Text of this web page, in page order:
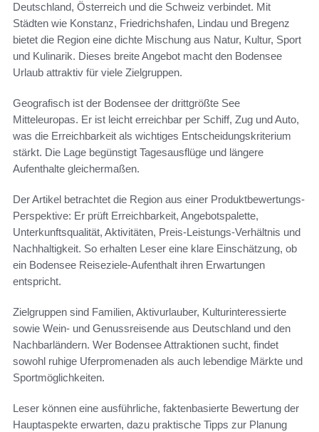
Deutschland, Österreich und die Schweiz verbindet. Mit
Städten wie Konstanz, Friedrichshafen, Lindau und Bregenz
bietet die Region eine dichte Mischung aus Natur, Kultur, Sport
und Kulinarik. Dieses breite Angebot macht den Bodensee
Urlaub attraktiv für viele Zielgruppen.
Geografisch ist der Bodensee der drittgrößte See
Mitteleuropas. Er ist leicht erreichbar per Schiff, Zug und Auto,
was die Erreichbarkeit als wichtiges Entscheidungskriterium
stärkt. Die Lage begünstigt Tagesausflüge und längere
Aufenthalte gleichermaßen.
Der Artikel betrachtet die Region aus einer Produktbewertungs-
Perspektive: Er prüft Erreichbarkeit, Angebotspalette,
Unterkunftsqualität, Aktivitäten, Preis-Leistungs-Verhältnis und
Nachhaltigkeit. So erhalten Leser eine klare Einschätzung, ob
ein Bodensee Reiseziele-Aufenthalt ihren Erwartungen
entspricht.
Zielgruppen sind Familien, Aktivurlauber, Kulturinteressierte
sowie Wein- und Genussreisende aus Deutschland und den
Nachbarländern. Wer Bodensee Attraktionen sucht, findet
sowohl ruhige Uferpromenaden als auch lebendige Märkte und
Sportmöglichkeiten.
Leser können eine ausführliche, faktenbasierte Bewertung der
Hauptaspekte erwarten, dazu praktische Tipps zur Planung